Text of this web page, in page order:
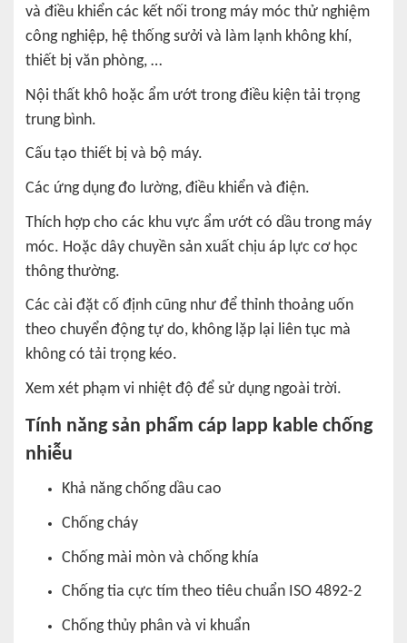
và điều khiển các kết nối trong máy móc thử nghiệm
công nghiệp, hệ thống sưởi và làm lạnh không khí,
thiết bị văn phòng, …
Nội thất khô hoặc ẩm ướt trong điều kiện tải trọng
trung bình.
Cấu tạo thiết bị và bộ máy.
Các ứng dụng đo lường, điều khiển và điện.
Thích hợp cho các khu vực ẩm ướt có dầu trong máy
móc. Hoặc dây chuyền sản xuất chịu áp lực cơ học
thông thường.
Các cài đặt cố định cũng như để thỉnh thoảng uốn
theo chuyển động tự do, không lặp lại liên tục mà
không có tải trọng kéo.
Xem xét phạm vi nhiệt độ để sử dụng ngoài trời.
Tính năng sản phẩm cáp lapp kable chống
nhiễu
Khả năng chống dầu cao
Chống cháy
Chống mài mòn và chống khía
Chống tia cực tím theo tiêu chuẩn ISO 4892-2
Chống thủy phân và vi khuẩn